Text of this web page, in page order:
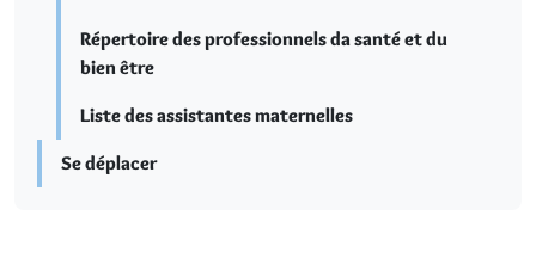
Répertoire des professionnels da santé et du
bien être
Liste des assistantes maternelles
Se déplacer